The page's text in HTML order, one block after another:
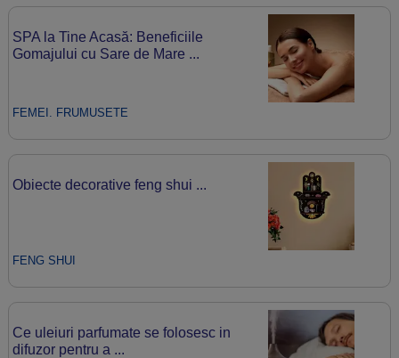
SPA la Tine Acasă: Beneficiile
Gomajului cu Sare de Mare ...
FEMEI. FRUMUSETE
Obiecte decorative feng shui ...
FENG SHUI
Ce uleiuri parfumate se folosesc in
difuzor pentru a ...